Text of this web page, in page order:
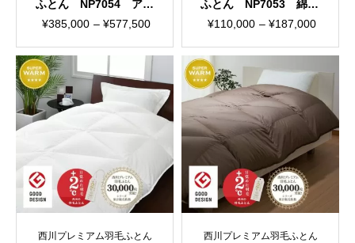
ふとん NP7054 アメ
リカンシーアイランドコ
¥385,000 – ¥577,500
価
¥385,000
–
ふとん NP7053 綿10
0％ 100ラムコサテ
¥110,000 – ¥187,000
価
¥110,000
–
¥187,000
西川プレミアム羽毛ふとん 西川プレミアム羽毛ふとん